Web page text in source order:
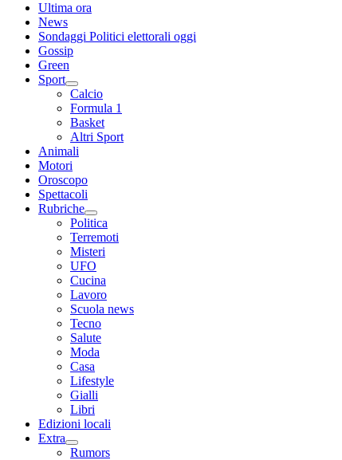
Ultima ora
News
Sondaggi Politici elettorali oggi
Gossip
Green
Sport
Calcio
Formula 1
Basket
Altri Sport
Animali
Motori
Oroscopo
Spettacoli
Rubriche
Politica
Terremoti
Misteri
UFO
Cucina
Lavoro
Scuola news
Tecno
Salute
Moda
Casa
Lifestyle
Gialli
Libri
Edizioni locali
Extra
Rumors